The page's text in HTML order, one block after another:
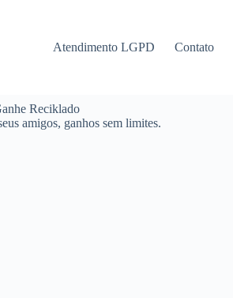
Atendimento LGPD Contato
Reciklado
amigos, ganhos sem limites.